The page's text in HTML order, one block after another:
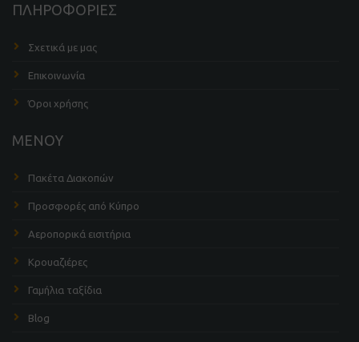
ΠΛΗΡΟΦΟΡΙΕΣ
Σχετικά με μας
Επικοινωνία
Όροι χρήσης
ΜΕΝΟΥ
Πακέτα Διακοπών
Προσφορές από Κύπρο
Αεροπορικά εισιτήρια
Κρουαζιέρες
Γαμήλια ταξίδια
Blog